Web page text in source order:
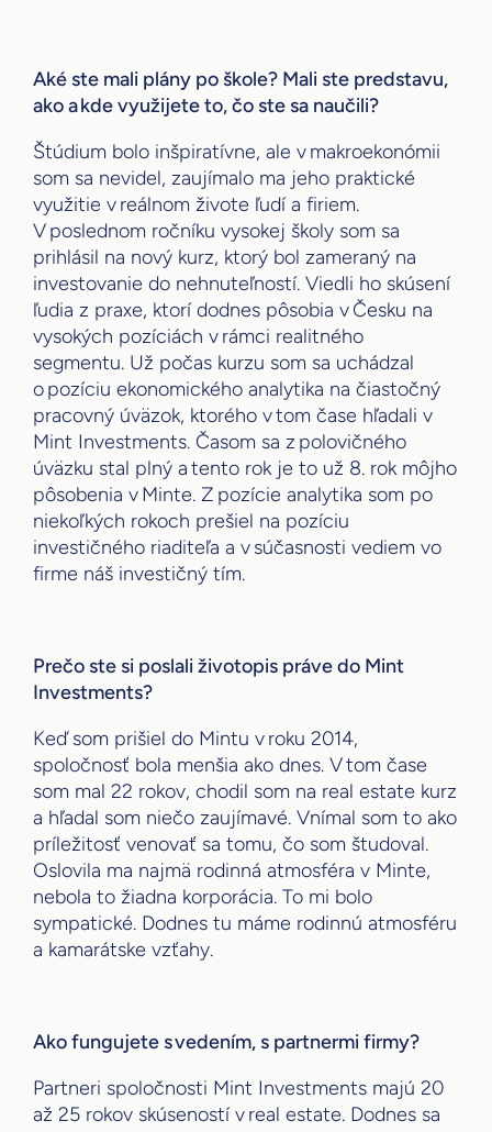
Aké ste mali plány po škole? Mali ste predstavu,
ako a kde využijete to, čo ste sa naučili?
Štúdium bolo inšpiratívne, ale v makroekonómii
som sa nevidel, zaujímalo ma jeho praktické
využitie v reálnom živote ľudí a firiem.
V poslednom ročníku vysokej školy som sa
prihlásil na nový kurz, ktorý bol zameraný na
investovanie do nehnuteľností. Viedli ho skúsení
ľudia z praxe, ktorí dodnes pôsobia v Česku na
vysokých pozíciách v rámci realitného
segmentu. Už počas kurzu som sa uchádzal
o pozíciu ekonomického analytika na čiastočný
pracovný úväzok, ktorého v tom čase hľadali v
Mint Investments. Časom sa z polovičného
úväzku stal plný a tento rok je to už 8. rok môjho
pôsobenia v Minte. Z pozície analytika som po
niekoľkých rokoch prešiel na pozíciu
investičného riaditeľa a v súčasnosti vediem vo
firme náš investičný tím.
Prečo ste si poslali životopis práve do Mint
Investments?
Keď som prišiel do Mintu v roku 2014,
spoločnosť bola menšia ako dnes. V tom čase
som mal 22 rokov, chodil som na real estate kurz
a hľadal som niečo zaujímavé. Vnímal som to ako
príležitosť venovať sa tomu, čo som študoval.
Oslovila ma najmä rodinná atmosféra v Minte,
nebola to žiadna korporácia. To mi bolo
sympatické. Dodnes tu máme rodinnú atmosféru
a kamarátske vzťahy.
Ako fungujete s vedením, s partnermi firmy?
Partneri spoločnosti Mint Investments majú 20
až 25 rokov skúseností v real estate. Dodnes sa